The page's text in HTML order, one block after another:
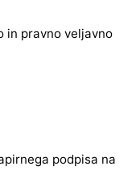
in pravno veljavno
podpisa na